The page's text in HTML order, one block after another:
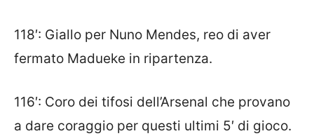
118′: Giallo per Nuno Mendes, reo di aver
fermato Madueke in ripartenza.
116′: Coro dei tifosi dell’Arsenal che provano
a dare coraggio per questi ultimi 5′ di gioco.